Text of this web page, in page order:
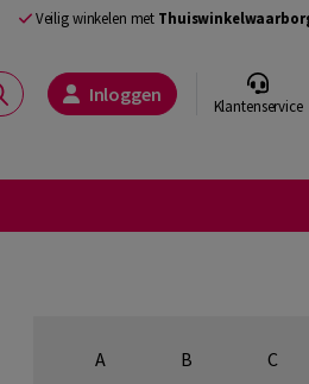
Veilig winkelen met
Inloggen Klantenservice
A B C